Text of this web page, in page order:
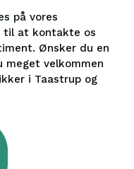
på vores
til at kontakte os
Ønsker du en
meget velkommen
i Taastrup og